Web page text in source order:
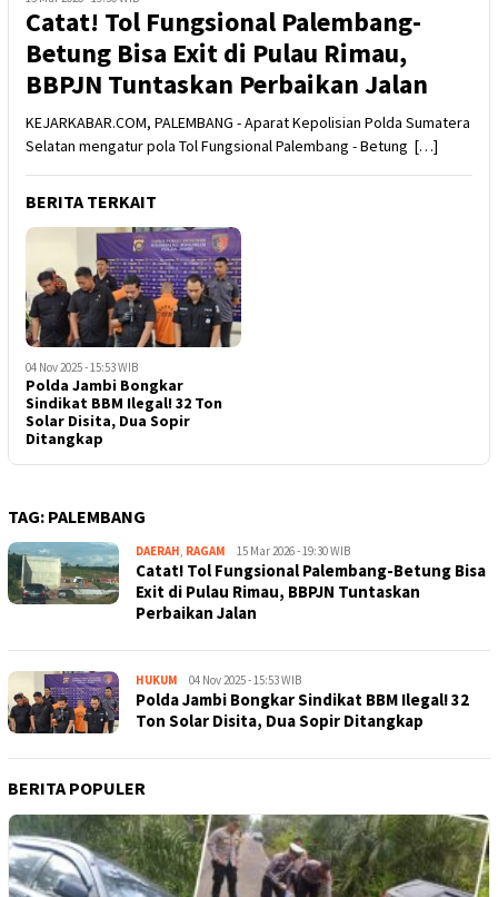
Catat! Tol Fungsional Palembang-
Betung Bisa Exit di Pulau Rimau,
BBPJN Tuntaskan Perbaikan Jalan
KEJARKABAR.COM, PALEMBANG - Aparat Kepolisian Polda Sumatera
Selatan mengatur pola Tol Fungsional Palembang - Betung […]
BERITA TERKAIT
04 Nov 2025 - 15:53 WIB
Polda Jambi Bongkar
Sindikat BBM Ilegal! 32 Ton
Solar Disita, Dua Sopir
Ditangkap
TAG: PALEMBANG
DAERAH, RAGAM Kejar
Kabar
15 Mar 2026 - 19:30 WIB
Catat! Tol Fungsional Palembang-Betung Bisa
Exit di Pulau Rimau, BBPJN Tuntaskan
Perbaikan Jalan
HUKUM Kejar
Kabar
04 Nov 2025 - 15:53 WIB
Polda Jambi Bongkar Sindikat BBM Ilegal! 32
Ton Solar Disita, Dua Sopir Ditangkap
BERITA POPULER